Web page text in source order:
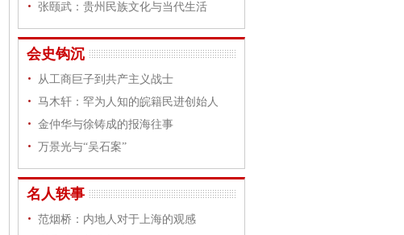
张颐武：贵州民族文化与当代生活
会史钩沉
从工商巨子到共产主义战士
马木轩：罕为人知的皖籍民进创始人
金仲华与徐铸成的报海往事
万景光与“吴石案”
名人轶事
范烟桥：内地人对于上海的观感